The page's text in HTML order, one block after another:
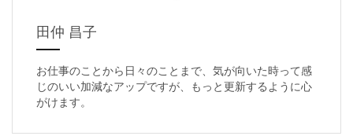
田仲 昌子
お仕事のことから日々のことまで、気が向いた時って感
じのいい加減なアップですが、もっと更新するように心
がけます。